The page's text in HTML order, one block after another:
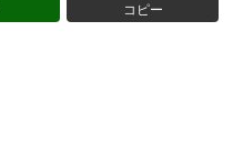
コピー